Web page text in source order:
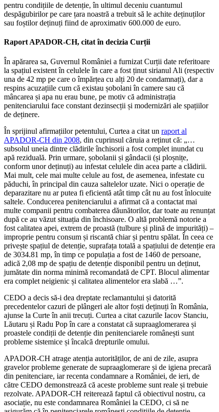
pentru condițiile de detenție, în ultimul deceniu cuantumul
despăgubirilor pe care țara noastră a trebuit să le achite deținuților
sau foștilor deținuți fiind de aproximativ 600.000 de euro.
Raport APADOR-CH, citat în decizia Curții
În apărarea sa, Guvernul României a furnizat Curții date referitoare
la spațiul existent în celulele în care a fost ținut sirianul Ali (respectiv
una de 42 mp pe care o împărțea cu alți 20 de condamnați), dar a
respins acuzațiile cum că existau șobolani în camere sau că
mâncarea și apa nu erau bune, pe motiv că administrația
penitenciarului face constant dezinsecții și modernizări ale spațiilor
de deținere.
În sprijinul afirmațiilor petentului, Curtea a citat un raport al
APADOR-CH din 2008, din cuprinsul căruia a reținut că: „…
subsolul uneia dintre clădirile închisorii a fost complet inundat cu
apă reziduală. Prin urmare, șobolanii și gândacii (și ploșnițe,
conform unor deținuți) au infestat celulele din acea parte a clădirii.
Mai mult, cele mai multe celule au fost, de asemenea, infestate cu
păduchi, în principal din cauza saltelelor uzate. Nici o operație de
deparazitare nu ar putea fi eficientă atât timp cât nu au fost înlocuite
saltele. Conducerea penitenciarului a afirmat că a contactat mai
multe companii pentru combaterea dăunătorilor, dar toate au renunțat
după ce au văzut situația din închisoare. O altă problemă notorie a
fost calitatea apei, extrem de proastă (tulbure și plină de impurități) –
improprie pentru consum și riscantă chiar și pentru spălat. În ceea ce
privește spațiul de detenție, suprafața totală a spațiului de detenție era
de 3034.81 mp, în timp ce populația a fost de 1460 de persoane,
adică 2,08 mp de spațiu de detenție disponibil pentru un deținut,
jumătate din norma minimă recomandată de CPT. Blocul alimentar
era complet neigienic și calitatea alimentelor era slabă …”.
CEDO a decis să-i dea dreptate reclamantului și datorită
precedentelor cazuri de plângeri ale altor foști deținuți în România,
ajunse la Curte în anii trecuți. Curtea a citat cazurile Iacov Stanciu,
Lăutaru și Radu Pop în care a constatat că supraaglomerarea și
proastele condiții de detenție din penitenciarele românești sunt
probleme sistemice și încalcă drepturile omului.
APADOR-CH atrage atenția autorităților, de ani de zile, asupra
gravelor probleme generate de supraaglomerare și de igiena precară
din penitenciare, iar recenta condamnare a României, de ieri, de
către CEDO demonstrează că aceste probleme sunt reale și trebuie
rezolvate. APADOR-CH reiterează faptul că obiectivul nostru, ca
asociație, nu este condamnarea României la CEDO, ci să ne